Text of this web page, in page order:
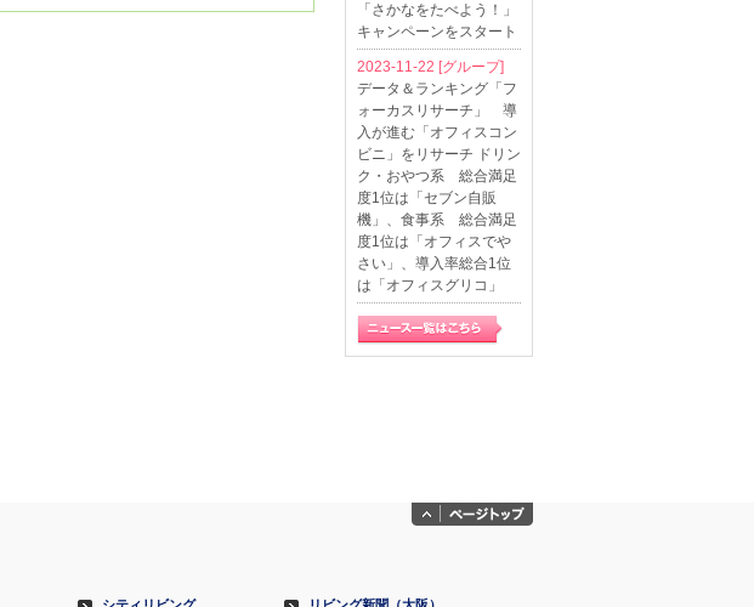
「さかなをたべよう！」
キャンペーンをスタート
2023-11-22 [グループ]
データ＆ランキング「フ
ォーカスリサーチ」 導
入が進む「オフィスコン
ビニ」をリサーチ ドリン
ク・おやつ系 総合満足
度1位は「セブン自販
機」、食事系 総合満足
度1位は「オフィスでや
さい」、導入率総合1位
は「オフィスグリコ」